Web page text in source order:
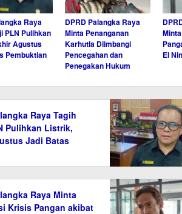
Raya
PLN Pulihkan
Agustus
Pembuktian
DPRD Palangka Raya
Minta Penanganan
Karhutla Diimbangi
Pencegahan dan
Penegakan Hukum
El
Raya Tagih
Pulihkan Listrik,
Jadi Batas
Raya Minta
Krisis Pangan akibat